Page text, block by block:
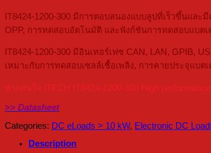
IT8424-1200-300 มีการตอบสนองแบบลูปที่เร็วขึ้นแล
OPP, การทดสอบอัตโนมัติ และฟังก์ชันการทดสอบแบตเ
IT8424-1200-300 มีอินเทอร์เฟซ CAN, LAN, GPIB,
เหมาะกับการทดสอบเซลล์เชื้อเพลิง, การคายประจุแบ
หากสนใจ ITECH IT8424-1200-300 High
>> Datasheet
Categories: DC eLoads > 10 kW, Electronic DC
Description